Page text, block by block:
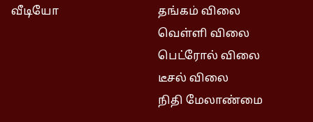
வீடியோ
தங்கம் விலை
வெள்ளி விலை
பெட்ரோல் விலை
டீசல் விலை
நிதி மேலாண்மை